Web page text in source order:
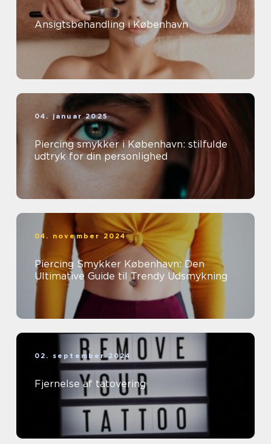
Ansigtsbehandling i København
04. januar 2025
Piercing smykker i København: stilfulde
udtryk for din personlighed
04. november 2024
Piercing Smykker København: Den
Ultimative Guide til Trendy Udsmykning
02. september 2024
Fjernelse af tatovering